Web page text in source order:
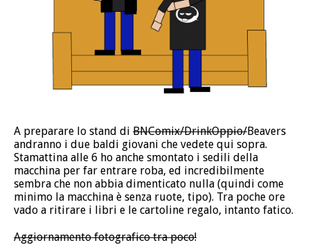
A preparare lo stand di BNComix/DrinkOppio/Beavers
andranno i due baldi giovani che vedete qui sopra.
Stamattina alle 6 ho anche smontato i sedili della
macchina per far entrare roba, ed incredibilmente
sembra che non abbia dimenticato nulla (quindi come
minimo la macchina è senza ruote, tipo). Tra poche ore
vado a ritirare i libri e le cartoline regalo, intanto fatico.
Aggiornamento fotografico tra poco!